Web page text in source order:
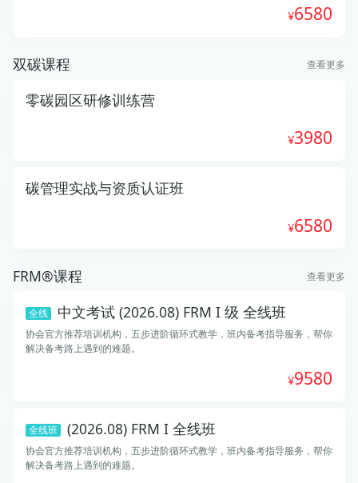
6580
双碳课程 查看更多
零碳园区研修训练营
3980
碳管理实战与资质认证班
6580
FRM®课程 查看更多
全线 中文考试 (2026.08) FRM I 级 全线班
协会官方推荐培训机构，五步进阶循环式教学，班内备考指导服务，帮你
解决备考路上遇到的难题。
9580
全线班 (2026.08) FRM I 全线班
协会官方推荐培训机构，五步进阶循环式教学，班内备考指导服务，帮你
解决备考路上遇到的难题。